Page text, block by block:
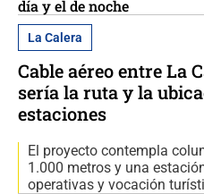
día y el de noche
La Calera
Cable aéreo entre La
sería la ruta y la
estaciones
El proyecto contempla
1.000 metros y una
operativas y vocación